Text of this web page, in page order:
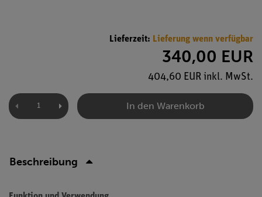
Lieferzeit: Lieferung wenn verfügbar
340,00 EUR
404,60 EUR inkl. MwSt.
In den Warenkorb
Beschreibung